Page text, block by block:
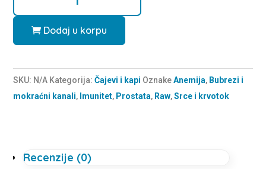
list
količinaDodaj u korpu
SKU: N/A Kategorija:Čajevi i kapi OznakeAnemija, Bubrezi i
mokraćni kanali, Imunitet, Prostata, Raw,Srce i krvotok
Recenzije (0)